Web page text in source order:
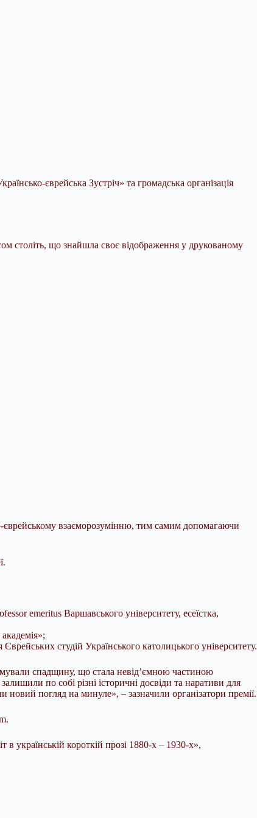
єврейська Зустріч» та громадська організація
століть, що знайшла своє відображення у друкованому
єврейському взаєморозумінню, тим самим допомагаючи
emeritus Варшавського університету, есеїстка,
студій Українського католицького університету.
спадщину, що стала невід’ємною частиною
по собі різні історичні досвіди та наративи для
новий погляд на минуле», – зазначили організатори премії.
в українській короткій прозі 1880-х – 1930-х»,